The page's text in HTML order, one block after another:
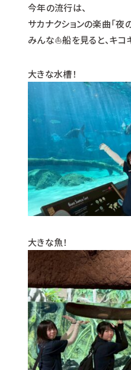
今年の流行は、
サカナクションの楽曲「夜
みんな⛵船を見ると、キコ
大きな水槽！
大きな魚！